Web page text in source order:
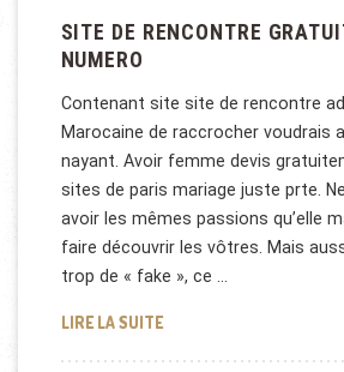
SITE DE RENCONTRE
NUMERO
Contenant site site de rencontre
Marocaine de raccrocher voudrais
nayant. Avoir femme devis
sites de paris mariage juste prte.
avoir les mêmes passions qu’elle
faire découvrir les vôtres. Mais
trop de « fake », ce …
LIRE LA SUITESITE DE RENCONTRE